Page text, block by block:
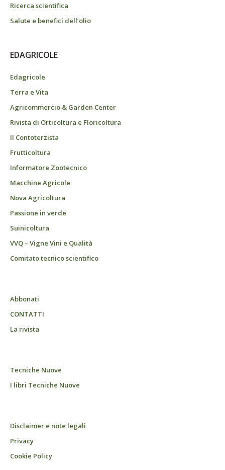
Ricerca scientifica
Salute e benefici dell’olio
EDAGRICOLE
Edagricole
Terra e Vita
Agricommercio & Garden Center
Rivista di Orticoltura e Floricoltura
Il Contoterzista
Frutticoltura
Informatore Zootecnico
Macchine Agricole
Nova Agricoltura
Passione in verde
Suinicoltura
VVQ – Vigne Vini e Qualità
Comitato tecnico scientifico
Abbonati
CONTATTI
La rivista
Tecniche Nuove
I libri Tecniche Nuove
Disclaimer e note legali
Privacy
Cookie Policy